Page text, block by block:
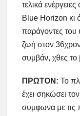
τελικά
Blue Horizon κι
παράγοντες του
ζωή στον
συμβάν, χθες το
ΠΡΩΤΟΝ: Το
έχει σηκώσει
συμφωνα με τις